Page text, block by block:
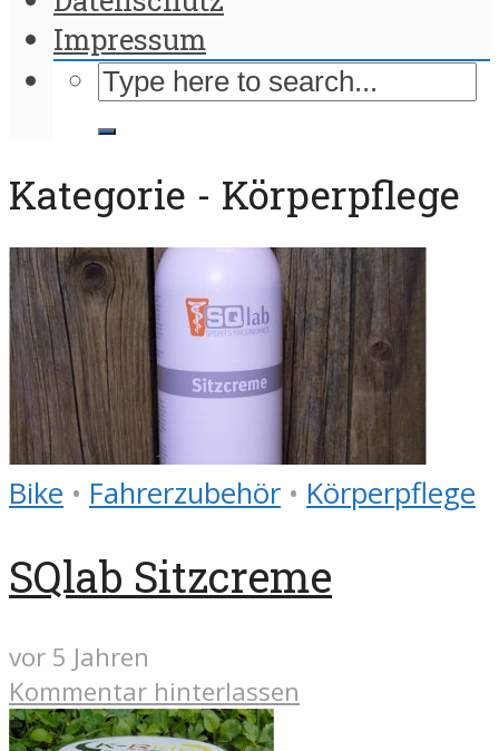
Impressum
Kategorie - Körperpflege
Bike • Fahrerzubehör • Körperpflege
SQlab Sitzcreme
vor 5 Jahren
Kommentar hinterlassen